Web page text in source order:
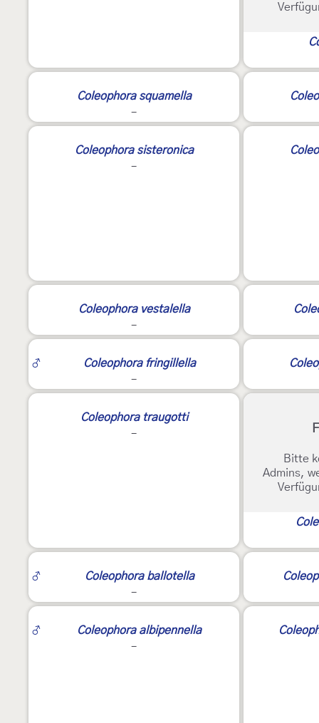
Coleophora squamella
-
Coleophora sisteronica
-
Coleophora vestalella
-
♂
Coleophora fringillella
-
Coleophora traugotti
-
Bitte
Admins,
♂
Coleophora ballotella
-
♂ Coleophora albipennella
-